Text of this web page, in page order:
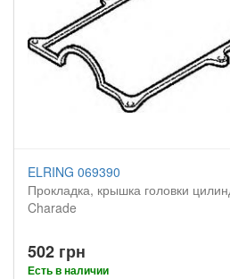
ELRING 069390
Прокладка, крышка головки
Charade
502 грн
Есть в наличии